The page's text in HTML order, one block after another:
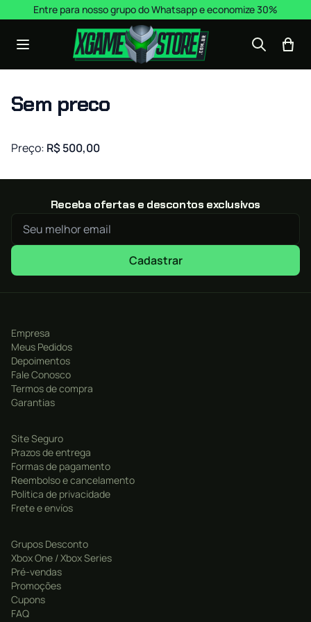
Pular para o conteúdo
Entre para nosso grupo do Whatsapp e economize 30%
Sem preco
Preço: R$ 500,00
Receba ofertas e descontos exclusivos
Cadastrar
Empresa
Meus Pedidos
Depoimentos
Fale Conosco
Termos de compra
Garantias
Site Seguro
Prazos de entrega
Formas de pagamento
Reembolso e cancelamento
Politica de privacidade
Frete e envíos
Grupos Desconto
Xbox One / Xbox Series
Pré-vendas
Promoções
Cupons
FAQ